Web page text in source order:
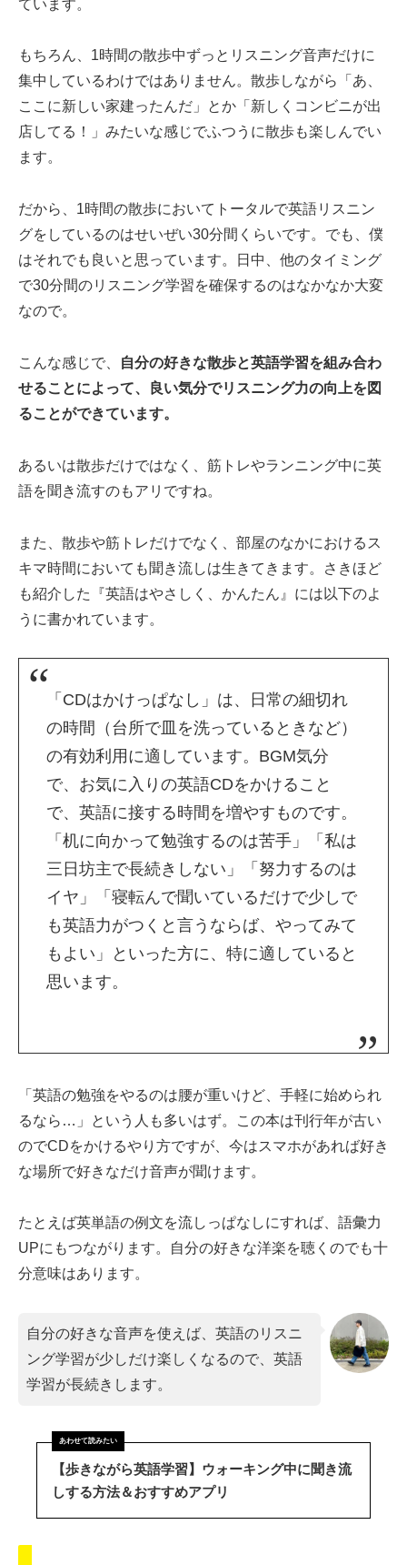
ています。
もちろん、1時間の散歩中ずっとリスニング音声だけに
集中しているわけではありません。散歩しながら「あ、
ここに新しい家建ったんだ」とか「新しくコンビニが出
店してる！」みたいな感じでふつうに散歩も楽しんでい
ます。
だから、1時間の散歩においてトータルで英語リスニン
グをしているのはせいぜい30分間くらいです。でも、僕
はそれでも良いと思っています。日中、他のタイミング
で30分間のリスニング学習を確保するのはなかなか大変
なので。
こんな感じで、
自分の好きな散歩と英語学習を組み合わ
せることによって、良い気分でリスニング力の向上を図
ることができています。
あるいは散歩だけではなく、筋トレやランニング中に英
語を聞き流すのもアリですね。
また、散歩や筋トレだけでなく、部屋のなかにおけるス
キマ時間においても聞き流しは生きてきます。さきほど
も紹介した『英語はやさしく、かんたん』には以下のよ
うに書かれています。
「CDはかけっぱなし」は、日常の細切れ
の時間（台所で皿を洗っているときなど）
の有効利用に適しています。BGM気分
で、お気に入りの英語CDをかけること
で、英語に接する時間を増やすものです。
「机に向かって勉強するのは苦手」「私は
三日坊主で長続きしない」「努力するのは
イヤ」「寝転んで聞いているだけで少しで
も英語力がつくと言うならば、やってみて
もよい」といった方に、特に適していると
思います。
「英語の勉強をやるのは腰が重いけど、手軽に始められ
るなら…」という人も多いはず。この本は刊行年が古い
のでCDをかけるやり方ですが、今はスマホがあれば好き
な場所で好きなだけ音声が聞けます。
たとえば英単語の例文を流しっぱなしにすれば、語彙力
UPにもつながります。自分の好きな洋楽を聴くのでも十
分意味はあります。
自分の好きな音声を使えば、英語のリスニ
ング学習が少しだけ楽しくなるので、英語
学習が長続きします。
【歩きながら英語学習】ウォーキング中に聞き流
しする方法＆おすすめアプリ